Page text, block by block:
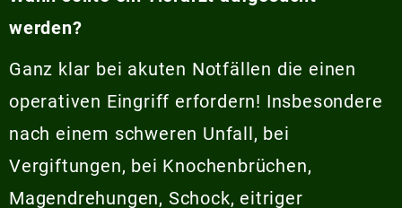
werden?
Ganz klar bei akuten Notfällen die einen
operativen Eingriff erfordern! Insbesondere
nach einem schweren Unfall, bei
Vergiftungen, bei Knochenbrüchen,
Magendrehungen, Schock, eitriger